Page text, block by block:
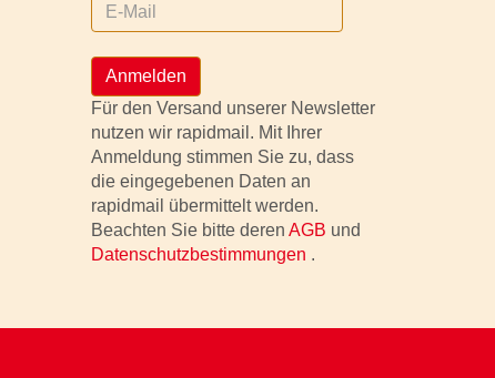
Anmelden
Für den Versand unserer Newsletter
nutzen wir rapidmail. Mit Ihrer
Anmeldung stimmen Sie zu, dass
die eingegebenen Daten an
rapidmail übermittelt werden.
Beachten Sie bitte deren AGB und
Datenschutzbestimmungen .